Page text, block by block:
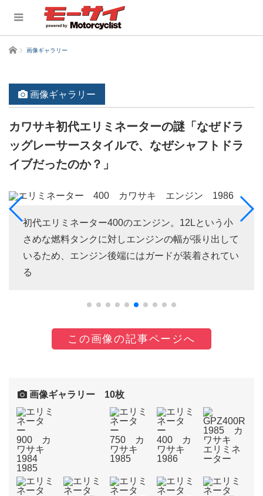
ホーム 画像ギャラリー
画像ギャラリー
カワサキ初代エリミネーターの謎「なぜドラ
ッグレーサースタイルで、なぜシャフトドラ
イブだったのか？」
初代エリミネーター400のエンジン。12Lという小
さめな燃料タンクに対しエンジンの幅が張り出して
いるため、エンジン後端にはガードが装着されてい
る
この画像の記事ページへ
画像ギャラリー 10枚